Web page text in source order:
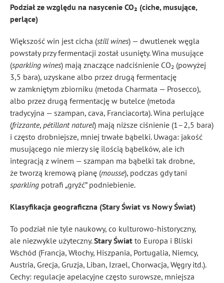
Podział ze względu na nasycenie CO₂ (ciche, musujące,
perlące)
Większość win jest cicha (still wines) — dwutlenek węgla
powstały przy fermentacji został usunięty. Wina musujące
(sparkling wines) mają znaczące nadciśnienie CO₂ (powyżej
3,5 bara), uzyskane albo przez drugą fermentację
w zamkniętym zbiorniku (metoda Charmata — Prosecco),
albo przez drugą fermentację w butelce (metoda
tradycyjna — szampan, cava, Franciacorta). Wina perlujące
(frizzante, pétillant naturel) mają niższe ciśnienie (1–2,5 bara)
i często drobniejsze, mniej trwałe bąbelki. Uwaga: jakość
musującego nie mierzy się ilością bąbelków, ale ich
integracją z winem — szampan ma bąbelki tak drobne,
że tworzą kremową pianę (mousse), podczas gdy tani
sparkling potrafi „gryźć” podniebienie.
Klasyfikacja geograficzna (Stary Świat vs Nowy Świat)
To podział nie tyle naukowy, co kulturowo-historyczny,
ale niezwykle użyteczny.Stary Świat to Europa i Bliski
Wschód (Francja, Włochy, Hiszpania, Portugalia, Niemcy,
Austria, Grecja, Gruzja, Liban, Izrael, Chorwacja, Węgry itd.).
Cechy: regulacje apelacyjne często surowsze, mniejsza